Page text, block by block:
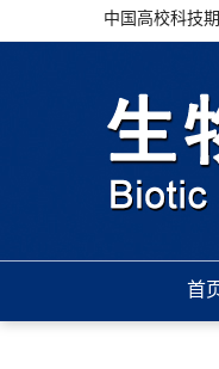
中国高校科技
首